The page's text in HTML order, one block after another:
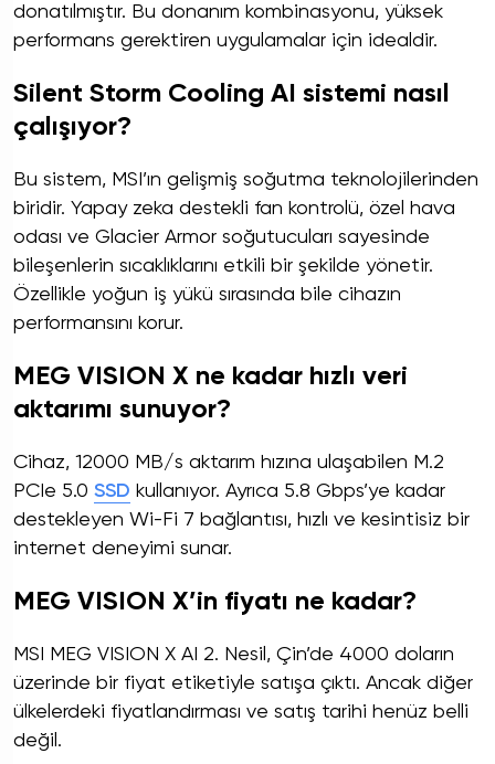
donatılmıştır. Bu donanım kombinasyonu, yüksek
performans gerektiren uygulamalar için idealdir.
Silent Storm Cooling AI sistemi nasıl
çalışıyor?
Bu sistem, MSI’ın gelişmiş soğutma teknolojilerinden
biridir. Yapay zeka destekli fan kontrolü, özel hava
odası ve Glacier Armor soğutucuları sayesinde
bileşenlerin sıcaklıklarını etkili bir şekilde yönetir.
Özellikle yoğun iş yükü sırasında bile cihazın
performansını korur.
MEG VISION X ne kadar hızlı veri
aktarımı sunuyor?
Cihaz, 12000 MB/s aktarım hızına ulaşabilen M.2
PCIe 5.0 SSD kullanıyor. Ayrıca 5.8 Gbps’ye kadar
destekleyen Wi-Fi 7 bağlantısı, hızlı ve kesintisiz bir
internet deneyimi sunar.
MEG VISION X’in fiyatı ne kadar?
MSI MEG VISION X AI 2. Nesil, Çin’de 4000 doların
üzerinde bir fiyat etiketiyle satışa çıktı. Ancak diğer
ülkelerdeki fiyatlandırması ve satış tarihi henüz belli
değil.